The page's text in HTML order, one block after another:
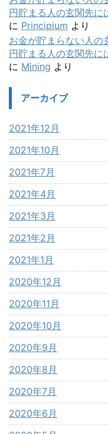
円貯まる人の玄関先に
に Principium より
お金が貯まらない人の
円貯まる人の玄関先に
に Mining より
アーカイブ
2021年12月
2021年10月
2021年7月
2021年4月
2021年3月
2021年2月
2021年1月
2020年12月
2020年11月
2020年10月
2020年9月
2020年8月
2020年7月
2020年6月